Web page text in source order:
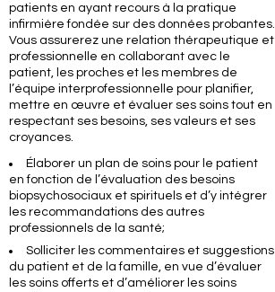
patients en ayant recours à la pratique
infirmière fondée sur des données probantes.
Vous assurerez une relation thérapeutique et
professionnelle en collaborant avec le
patient, les proches et les membres de
l’équipe interprofessionnelle pour planifier,
mettre en œuvre et évaluer ses soins tout en
respectant ses besoins, ses valeurs et ses
croyances.
Élaborer un plan de soins pour le patient
en fonction de l’évaluation des besoins
biopsychosociaux et spirituels et d’y intégrer
les recommandations des autres
professionnels de la santé;
Solliciter les commentaires et suggestions
du patient et de la famille, en vue d’évaluer
les soins offerts et d’améliorer les soins